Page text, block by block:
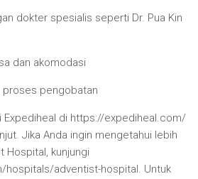
dokter spesialis seperti Dr. Pua Kin
dan akomodasi
proses pengobatan
Expediheal di https://expediheal.com/
Jika Anda ingin mengetahui lebih
Hospital, kunjungi
adventist-hospital. Untuk